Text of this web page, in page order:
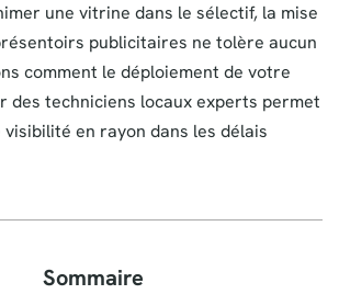
une vitrine dans le sélectif, la mise
publicitaires ne tolère aucun
comment le déploiement de votre
des techniciens locaux experts permet
visibilité en rayon dans les délais
Sommaire